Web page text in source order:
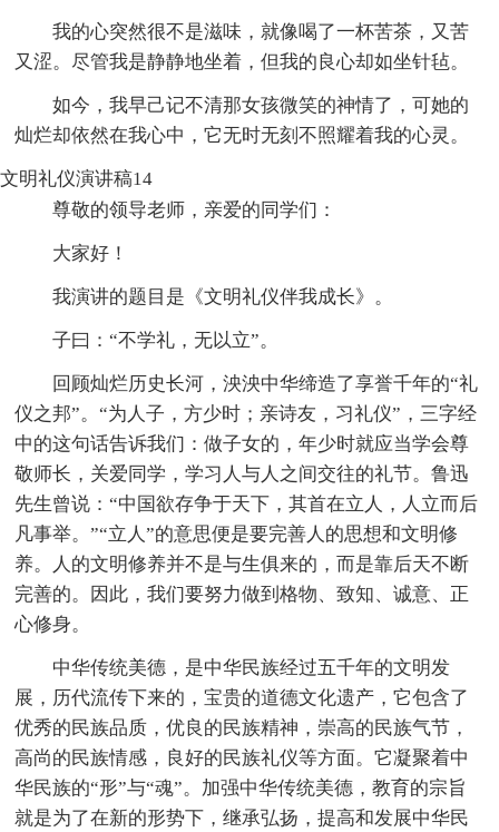
我的心突然很不是滋味，就像喝了一杯苦茶，又苦
又涩。尽管我是静静地坐着，但我的良心却如坐针毡。
如今，我早己记不清那女孩微笑的神情了，可她的
灿烂却依然在我心中，它无时无刻不照耀着我的心灵。
文明礼仪演讲稿14
尊敬的领导老师，亲爱的同学们：
大家好！
我演讲的题目是《文明礼仪伴我成长》。
子曰：“不学礼，无以立”。
回顾灿烂历史长河，泱泱中华缔造了享誉千年的“礼
仪之邦”。“为人子，方少时；亲诗友，习礼仪”，三字经
中的这句话告诉我们：做子女的，年少时就应当学会尊
敬师长，关爱同学，学习人与人之间交往的礼节。鲁迅
先生曾说：“中国欲存争于天下，其首在立人，人立而后
凡事举。”“立人”的意思便是要完善人的思想和文明修
养。人的文明修养并不是与生俱来的，而是靠后天不断
完善的。因此，我们要努力做到格物、致知、诚意、正
心修身。
中华传统美德，是中华民族经过五千年的文明发
展，历代流传下来的，宝贵的道德文化遗产，它包含了
优秀的民族品质，优良的民族精神，崇高的民族气节，
高尚的民族情感，良好的民族礼仪等方面。它凝聚着中
华民族的“形”与“魂”。加强中华传统美德，教育的宗旨
就是为了在新的形势下，继承弘扬，提高和发展中华民